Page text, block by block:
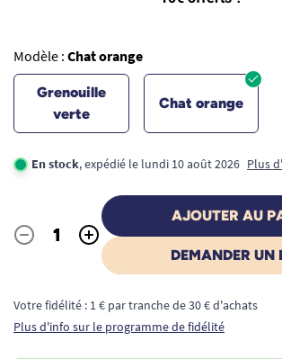
Modèle : Chat orange
Grenouille
verte
Chat orange
En stock, expédié le lundi 10 août 2026 Plus
Quantité
- +
AJOUTER AU
DEMANDER UN
Votre fidélité : 1 € par tranche de 30 € d'achats
Plus d'info sur le programme de fidélité